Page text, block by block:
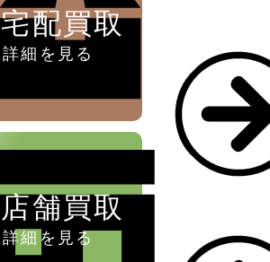
宅配買取
詳細を見る
店舗買取
詳細を見る